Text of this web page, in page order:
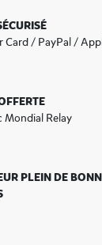
de
bonbons au goût
sucré ou
est partout et se
de réglisse et
!
Card / PayPal /
Mondial Relay
PLEIN DE